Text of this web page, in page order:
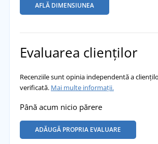
AFLĂ DIMENSIUNEA
Evaluarea clienților
Recenziile sunt opinia independentă a
verificată. Mai multe informații.
Până acum nicio părere
ADĂUGĂ PROPRIA EVALUARE